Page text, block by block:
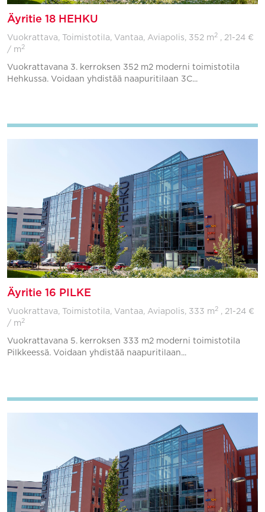
Äyritie 18 HEHKU
Vuokrattava, Toimistotila, Vantaa, Aviapolis, 352 m 2 , 21-24 €
/ m 2
Vuokrattavana 3. kerroksen 352 m2 moderni toimistotila
Hehkussa. Voidaan yhdistää naapuritilaan 3C...
Äyritie 16 PILKE
Vuokrattava, Toimistotila, Vantaa, Aviapolis, 333 m 2 , 21-24 €
/ m 2
Vuokrattavana 5. kerroksen 333 m2 moderni toimistotila
Pilkkeessä. Voidaan yhdistää naapuritilaan...